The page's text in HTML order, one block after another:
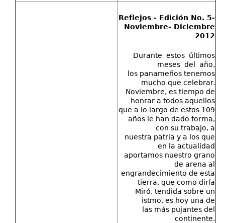
Reflejos - Edición No. 5-
Noviembre- Diciembre
2012
Durante estos últimos
meses del año,
los panameños tenemos
mucho que celebrar.
Noviembre, es tiempo de
honrar a todos aquellos
que a lo largo de estos 109
años le han dado forma,
con su trabajo, a
nuestra patria y a los que
en la actualidad
aportamos nuestro grano
de arena al
engrandecimiento de esta
tierra, que como diría
Miró, tendida sobre un
istmo, es hoy una de
las más pujantes del
continente.